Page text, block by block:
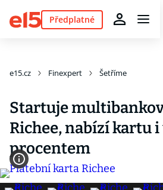
Předplatné
e15.cz Finexpert Šetříme
Startuje
Richee, nabízí kartu i
procentem